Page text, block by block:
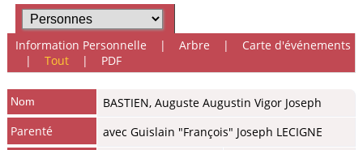
Information Personnelle | Arbre | Carte d'événements
| Tout| PDF
Nom BASTIEN, Auguste Augustin Vigor Joseph
Parenté
avec Guislain "François" Joseph LECIGNE